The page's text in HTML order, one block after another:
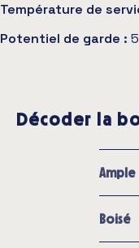
Température de
Potentiel de garde :
Décoder la
Ample
Boisé